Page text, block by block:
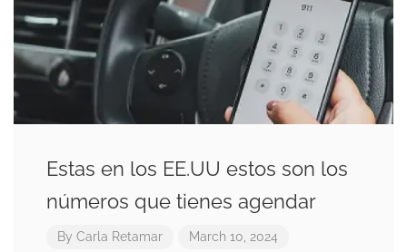
Estas en los EE.UU estos son los
números que tienes agendar
By Carla Retamar March 10, 2024